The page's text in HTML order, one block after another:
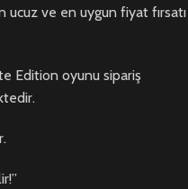
ve en uygun fiyat fırsatı
Edition oyunu sipariş